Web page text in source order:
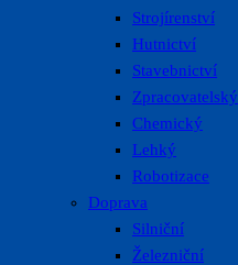
Strojírenství
Hutnictví
Stavebnictví
Zpracovatelský
Chemický
Lehký
Robotizace
Doprava
Silniční
Železniční